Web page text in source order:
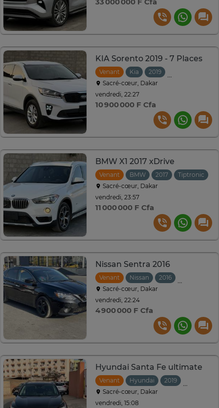
33 000 000 F Cfa
KIA Sorento 2019 - 7 Places
Venant Kia 2019
Sacré-cœur, Dakar
vendredi, 22:27
10 900 000 F Cfa
BMW X1 2017 xDrive
Venant BMW 2017
Tiptronic
Sacré-cœur, Dakar
vendredi, 23:57
11 000 000 F Cfa
Nissan Sentra 2016
Venant Nissan 2016
Sacré-cœur, Dakar
vendredi, 22:24
4 900 000 F Cfa
Hyundai Santa Fe ultimate
Venant Hyundai 2019
Sacré-cœur, Dakar
vendredi, 15:08